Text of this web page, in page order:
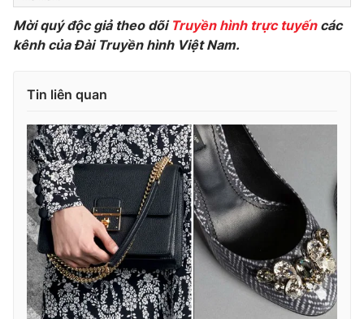
THỜI BÁO VTV
Cơ quan chủ quản:Đài Truyền hình Việt Nam
Cơ quan báo chí:Thời báo VTV
Giấy phép hoạt động báo in và báo điện tử số 483/GP-BTTTT
cấp ngày 29/12/2023
Tổng Biên tập: Vũ Thanh Thủy
Phó Tổng Biên tập:Nguyễn Thị Mỹ Hạnh, Phạm Quốc Thắng,
Nguyễn Trọng Ninh
Tổng đài VTV:024.38 355 931 - 024.38 355 932
Mời quý độc giả theo dõi Truyền hình trực tuyếncác
kênh của Đài Truyền hình Việt Nam.
Tin liên quan